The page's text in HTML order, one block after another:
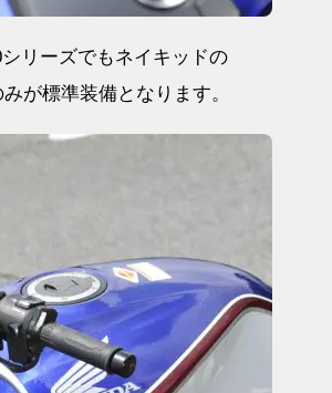
リーズでもネイキッドの
が標準装備となります。